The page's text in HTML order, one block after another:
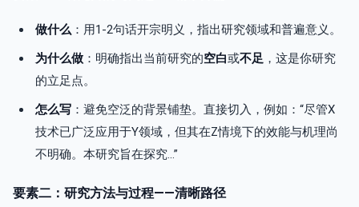
做什么 ：用1-2句话开宗明义，指出研究领域和普遍意义。
为什么做 ：明确指出当前研究的空白或不足 ，这是你研究
的立足点。
怎么写 ：避免空泛的背景铺垫。直接切入，例如：“尽管X
技术已广泛应用于Y领域，但其在Z情境下的效能与机理尚
不明确。本研究旨在探究…”
要素二：研究方法与过程——清晰路径